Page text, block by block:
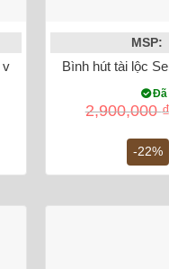
kim 24K
₫.
-22%
MSP:
Bình hút tài lộc
Đã
2,900,000₫